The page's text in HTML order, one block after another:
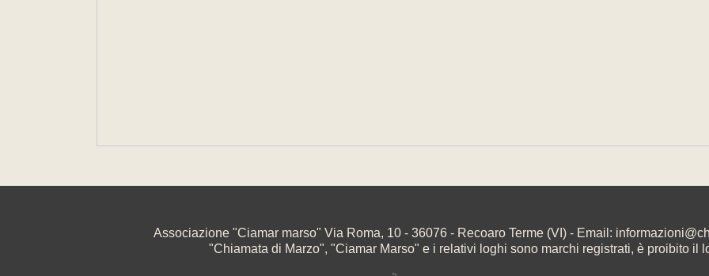
Associazione "Ciamar marso" Via Roma, 10 - 36076 - Recoaro Terme (VI) - Email:
"Chiamata di Marzo", "Ciamar Marso" e i relativi loghi sono marchi registrati, è proibito il